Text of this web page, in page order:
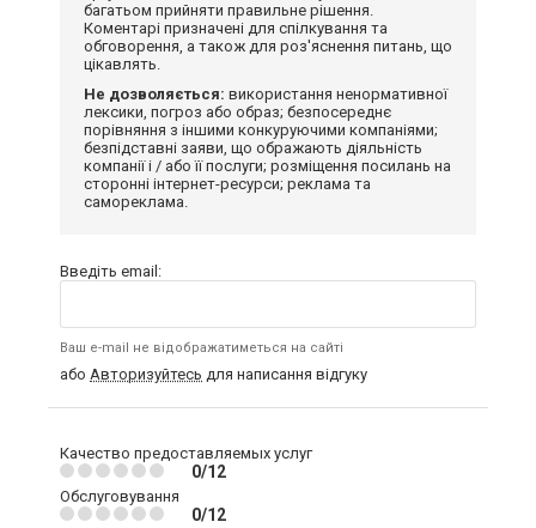
багатьом прийняти правильне рішення.
Коментарі призначені для спілкування та
обговорення, а також для роз'яснення питань, що
цікавлять.
Не дозволяється: використання ненормативної
лексики, погроз або образ; безпосереднє
порівняння з іншими конкуруючими компаніями;
безпідставні заяви, що ображають діяльність
компанії і / або її послуги; розміщення посилань на
сторонні інтернет-ресурси; реклама та
самореклама.
Введіть email:
Ваш e-mail не відображатиметься на сайті
або Авторизуйтесь для написання відгуку
Качество предоставляемых услуг
0/12
Обслуговування
0/12